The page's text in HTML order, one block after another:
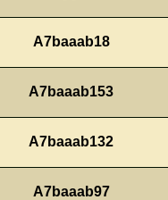
A7baaab18
A7baaab153
A7baaab132
A7baaab97